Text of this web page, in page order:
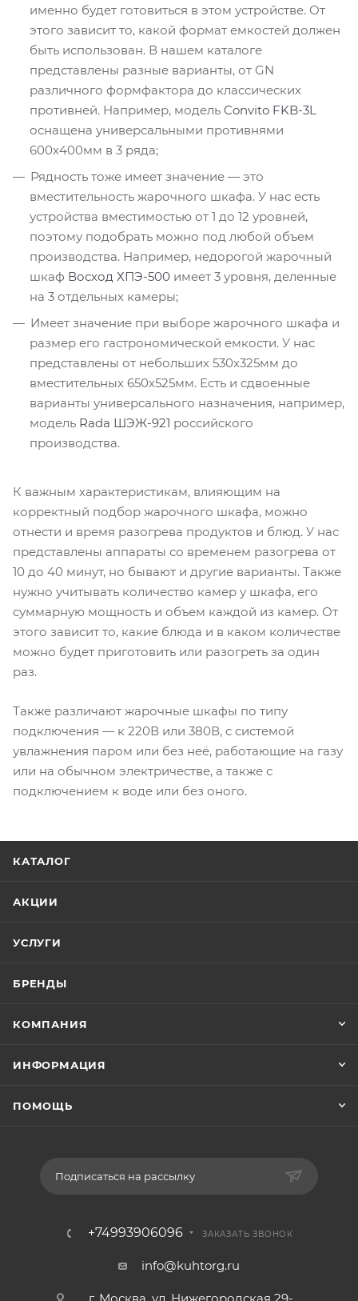
именно будет готовиться в этом устройстве. От
этого зависит то, какой формат емкостей должен
быть использован. В нашем каталоге
представлены разные варианты, от GN
различного формфактора до классических
противней. Например, модель Convito FKB-3L
оснащена универсальными противнями
600х400мм в 3 ряда;
Рядность тоже имеет значение — это
вместительность жарочного шкафа. У нас есть
устройства вместимостью от 1 до 12 уровней,
поэтому подобрать можно под любой объем
производства. Например, недорогой жарочный
шкаф Восход ХПЭ-500 имеет 3 уровня, деленные
на 3 отдельных камеры;
Имеет значение при выборе жарочного шкафа и
размер его гастрономической емкости. У нас
представлены от небольших 530х325мм до
вместительных 650х525мм. Есть и сдвоенные
варианты универсального назначения, например,
модель Rada ШЭЖ-921 российского
производства.
К важным характеристикам, влияющим на
корректный подбор жарочного шкафа, можно
отнести и время разогрева продуктов и блюд. У нас
представлены аппараты со временем разогрева от
10 до 40 минут, но бывают и другие варианты. Также
нужно учитывать количество камер у шкафа, его
суммарную мощность и объем каждой из камер. От
этого зависит то, какие блюда и в каком количестве
можно будет приготовить или разогреть за один
раз.
Также различают жарочные шкафы по типу
подключения — к 220В или 380В, с системой
увлажнения паром или без неё, работающие на газу
или на обычном электричестве, а также с
подключением к воде или без оного.
КАТАЛОГ
АКЦИИ
УСЛУГИ
БРЕНДЫ
КОМПАНИЯ
ИНФОРМАЦИЯ
ПОМОЩЬ
Подписаться на рассылку
+74993906096 ЗАКАЗАТЬ ЗВОНОК
info@kuhtorg.ru